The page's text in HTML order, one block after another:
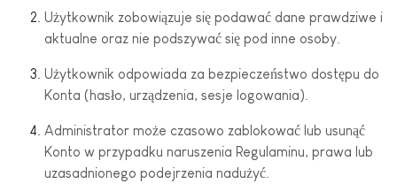
Użytkownik zobowiązuje się podawać dane prawdziwe i
aktualne oraz nie podszywać się pod inne osoby.
Użytkownik odpowiada za bezpieczeństwo dostępu do
Konta (hasło, urządzenia, sesje logowania).
Administrator może czasowo zablokować lub usunąć
Konto w przypadku naruszenia Regulaminu, prawa lub
uzasadnionego podejrzenia nadużyć.